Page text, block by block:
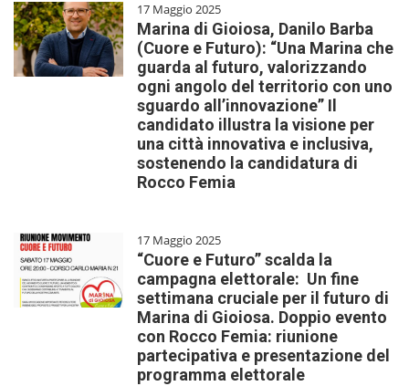
17 Maggio 2025
Marina di Gioiosa, Danilo Barba
(Cuore e Futuro): “Una Marina che
guarda al futuro, valorizzando
ogni angolo del territorio con uno
sguardo all’innovazione” Il
candidato illustra la visione per
una città innovativa e inclusiva,
sostenendo la candidatura di
Rocco Femia
17 Maggio 2025
“Cuore e Futuro” scalda la
campagna elettorale: Un fine
settimana cruciale per il futuro di
Marina di Gioiosa. Doppio evento
con Rocco Femia: riunione
partecipativa e presentazione del
programma elettorale